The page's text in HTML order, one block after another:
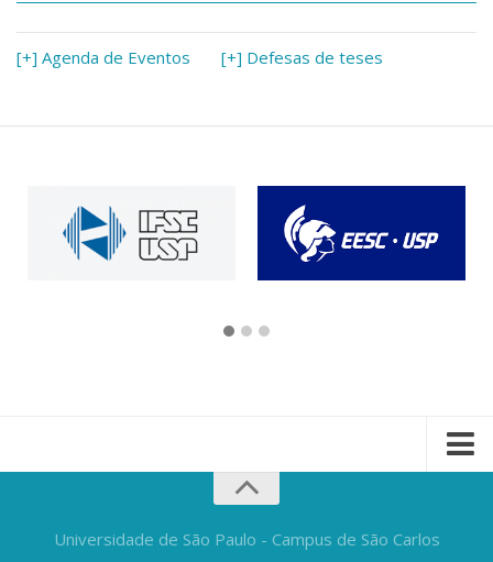
[+] Agenda de Eventos [+] Defesas de teses
Universidade de São Paulo - Campus de São Carlos